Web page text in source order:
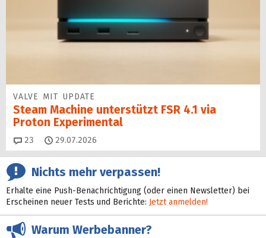
VALVE MIT UPDATE
Steam Machine unterstützt FSR 4.1 via
Proton Experimental
23 Kommentare
29.07.2026
Nichts mehr verpassen!
Erhalte eine Push-Benachrichtigung (oder einen Newsletter) bei
Erscheinen neuer Tests und Berichte: Jetzt anmelden!
Warum Werbebanner?